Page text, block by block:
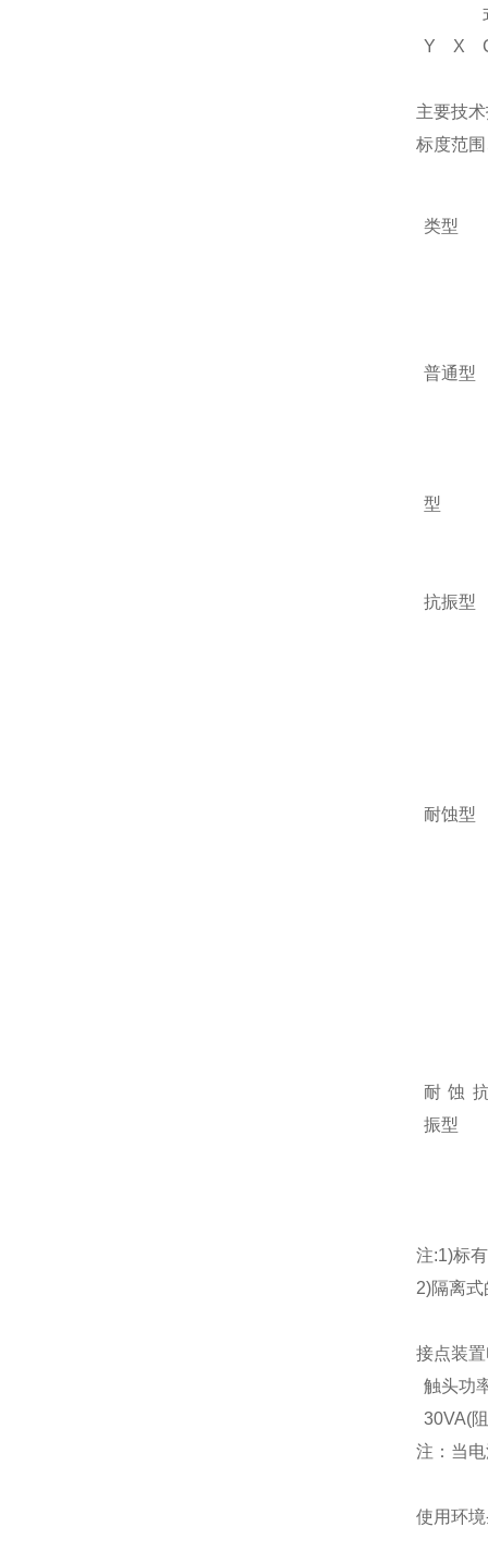
Y
X
主要技
标度范
类型
普通型
型
抗振型
耐蚀型
耐蚀
振型
注:1)标
2)隔离
接点装
触头功
30VA(
注：当
使用环